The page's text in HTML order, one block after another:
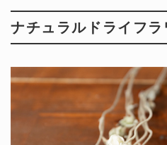
ナチュラルドライフ